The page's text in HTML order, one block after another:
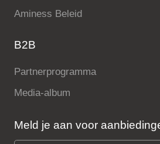
Aminess Beleid
B2B
Partnerprogramma
Media-album
Meld je aan voor